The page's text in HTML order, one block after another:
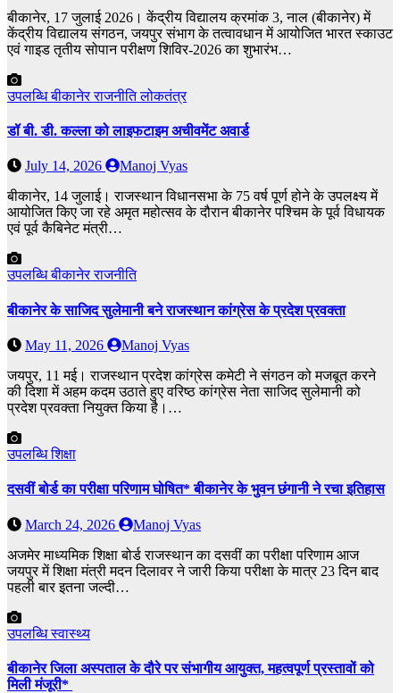
बीकानेर, 17 जुलाई 2026। केंद्रीय विद्यालय क्रमांक 3, नाल (बीकानेर) में
केंद्रीय विद्यालय संगठन, जयपुर संभाग के तत्वावधान में आयोजित भारत स्काउट
एवं गाइड तृतीय सोपान परीक्षण शिविर-2026 का शुभारंभ…
उपलब्धिबीकानेरराजनीतिलोकतंत्र
डॉ बी. डी. कल्ला को लाइफटाइम अचीवमेंट अवार्ड
July 14, 2026
Manoj Vyas
बीकानेर, 14 जुलाई। राजस्थान विधानसभा के 75 वर्ष पूर्ण होने के उपलक्ष्य में
आयोजित किए जा रहे अमृत महोत्सव के दौरान बीकानेर पश्चिम के पूर्व विधायक
एवं पूर्व कैबिनेट मंत्री…
उपलब्धिबीकानेरराजनीति
बीकानेर के साजिद सुलेमानी बने राजस्थान कांग्रेस के प्रदेश प्रवक्ता
May 11, 2026
Manoj Vyas
जयपुर, 11 मई। राजस्थान प्रदेश कांग्रेस कमेटी ने संगठन को मजबूत करने
की दिशा में अहम कदम उठाते हुए वरिष्ठ कांग्रेस नेता साजिद सुलेमानी को
प्रदेश प्रवक्ता नियुक्त किया है।…
उपलब्धिशिक्षा
दसवीं बोर्ड का परीक्षा परिणाम घोषित* बीकानेर के भुवन छंगानी ने रचा इतिहास
March 24, 2026
Manoj Vyas
अजमेर माध्यमिक शिक्षा बोर्ड राजस्थान का दसवीं का परीक्षा परिणाम आज
जयपुर में शिक्षा मंत्री मदन दिलावर ने जारी किया परीक्षा के मात्र 23 दिन बाद
पहली बार इतना जल्दी…
उपलब्धिस्वास्थ्य
बीकानेर जिला अस्पताल के दौरे पर संभागीय आयुक्त, महत्वपूर्ण प्रस्तावों को
मिली मंजूरी*